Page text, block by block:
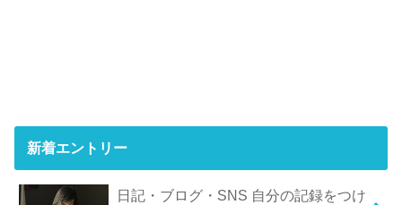
新着エントリー
日記・ブログ・SNS 自分の記録をつけ